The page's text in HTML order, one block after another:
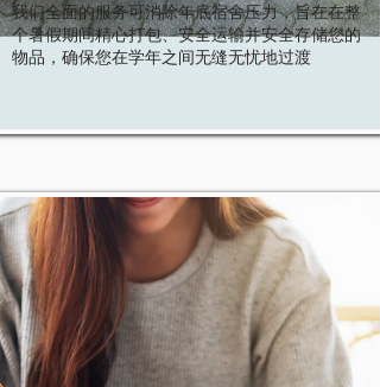
我们全面的服务可消除年底宿舍压力，旨在在整
个暑假期间精心打包、安全运输并安全存储您的
物品，确保您在学年之间无缝无忧地过渡